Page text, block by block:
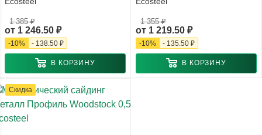
от 1 246.50 ₽
1 385 ₽
-10% - 138.50 ₽
В КОРЗИНУ
от 1 219.50 ₽
1 355 ₽
-10% - 135.50 ₽
В КОРЗИНУ
Скидка